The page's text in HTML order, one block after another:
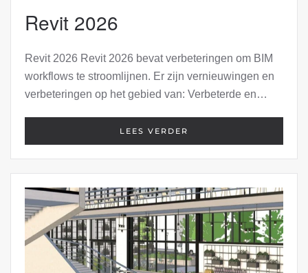
Revit 2026
Revit 2026 Revit 2026 bevat verbeteringen om BIM
workflows te stroomlijnen. Er zijn vernieuwingen en
verbeteringen op het gebied van: Verbeterde en…
LEES VERDER